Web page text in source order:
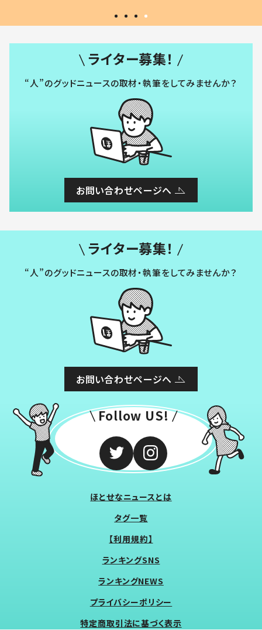
ライター募集！
“人”のグッドニュースの取材・執筆をしてみませんか？
お問い合わせページへ
ライター募集！
“人”のグッドニュースの取材・執筆をしてみませんか？
お問い合わせページへ
Follow US!
ほとせなニュースとは
タグ一覧
【利用規約】
ランキングSNS
ランキングNEWS
プライバシーポリシー
特定商取引法に基づく表示